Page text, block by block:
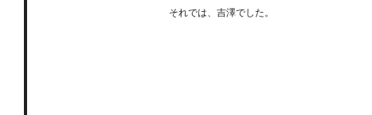
それでは、吉澤でした。